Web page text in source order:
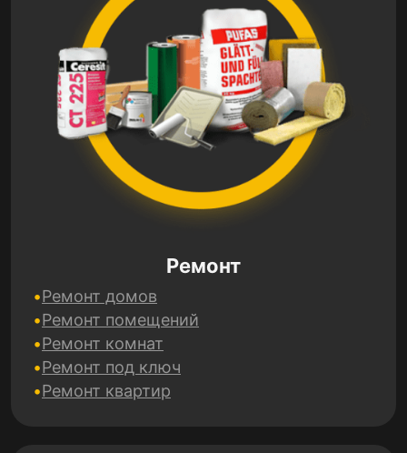
Ремонт
Ремонт домов
Ремонт помещений
Ремонт комнат
Ремонт под ключ
Ремонт квартир